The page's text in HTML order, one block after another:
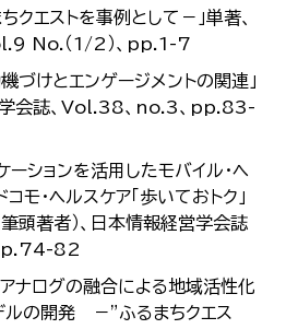
エストを事例として－」単著、
No.（1/2）、pp.1-7
づけとエンゲージメントの関連」
学会誌、Vol.38、no.3、pp.83-
ーションを活用したモバイル・ヘ
モ・ヘルスケア「歩いておトク」
筆頭著者）、日本情報経営学会誌
82
ナログの融合による地域活性化
ルの開発 －”ふるまちクエス